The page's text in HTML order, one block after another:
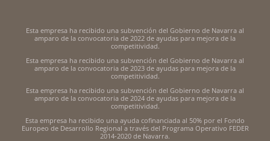
Esta empresa ha recibido una subvención del Gobierno de Navarra al
amparo de la convocatoria de 2022 de ayudas para mejora de la
competitividad.
Esta empresa ha recibido una subvención del Gobierno de Navarra al
amparo de la convocatoria de 2023 de ayudas para mejora de la
competitividad.
Esta empresa ha recibido una subvención del Gobierno de Navarra al
amparo de la convocatoria de 2024 de ayudas para mejora de la
competitividad.
Esta empresa ha recibido una ayuda cofinanciada al 50% por el Fondo
Europeo de Desarrollo Regional a través del Programa Operativo FEDER
2014-2020 de Navarra.